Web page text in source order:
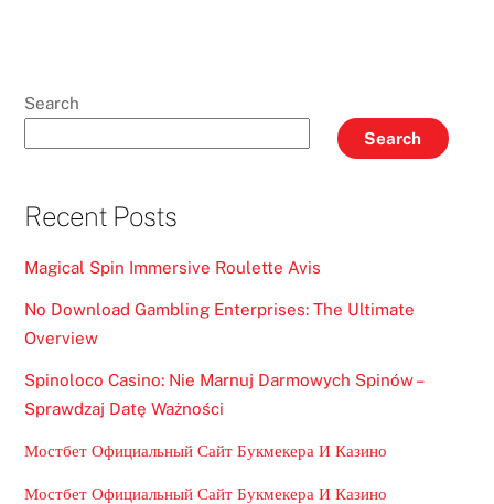
Search
Search
Recent Posts
Magical Spin Immersive Roulette Avis
No Download Gambling Enterprises: The Ultimate
Overview
Spinoloco Casino: Nie Marnuj Darmowych Spinów –
Sprawdzaj Datę Ważności
Мостбет Официальный Сайт Букмекера И Казино
Мостбет Официальный Сайт Букмекера И Казино